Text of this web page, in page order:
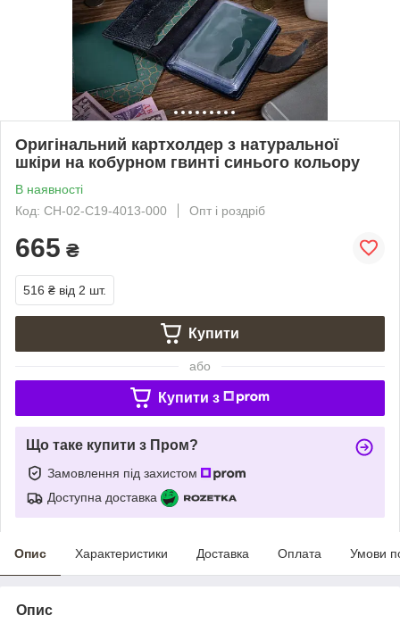
Оригінальний картхолдер з натуральної
шкіри на кобурном гвинті синього кольору
В наявності
Код: CH-02-C19-4013-000
Опт і роздріб
665 ₴
516 ₴ від 2 шт.
Купити
або
Купити з
Що таке купити з Пром?
Замовлення під захистом
Доступна доставка
Опис Характеристики Доставка Оплата Умови
Опис